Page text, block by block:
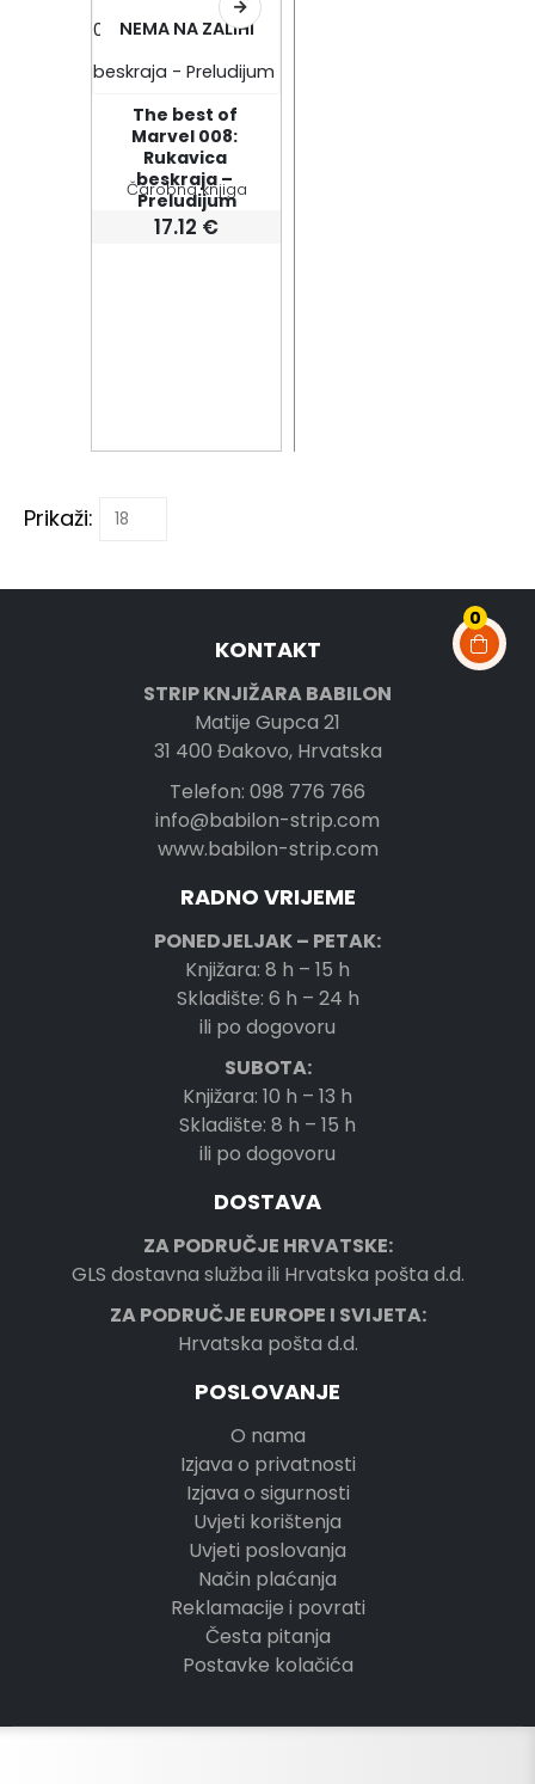
0
NEMA NA ZALIHI
The best of
Marvel 008:
Rukavica
beskraja –
Preludijum
Čarobna knjiga
17.12 €
Prikaži:
KONTAKT
STRIP KNJIŽARA BABILON
Matije Gupca 21
31 400 Đakovo, Hrvatska
Telefon: 098 776 766
info@babilon-strip.com
www.babilon-strip.com
RADNO VRIJEME
PONEDJELJAK – PETAK:
Knjižara: 8 h – 15 h
Skladište: 6 h – 24 h
ili po dogovoru
SUBOTA:
Knjižara: 10 h – 13 h
Skladište: 8 h – 15 h
ili po dogovoru
DOSTAVA
ZA PODRUČJE HRVATSKE:
GLS dostavna služba ili Hrvatska pošta d.d.
ZA PODRUČJE EUROPE I SVIJETA:
Hrvatska pošta d.d.
POSLOVANJE
O nama
Izjava o privatnosti
Izjava o sigurnosti
Uvjeti korištenja
Uvjeti poslovanja
Način plaćanja
Reklamacije i povrati
Česta pitanja
Postavke kolačića